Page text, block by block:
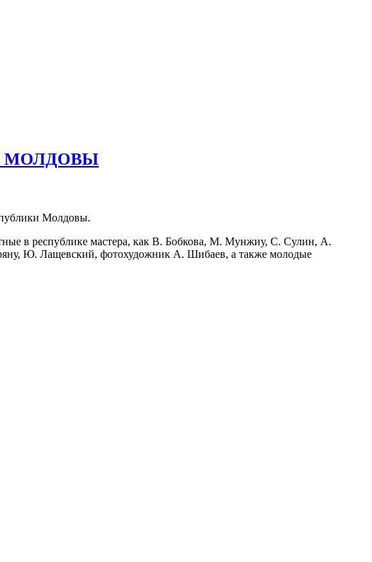
МОЛДОВЫ
Молдовы.
в республике мастера, как В. Бобкова, М. Мунжиу, С. Сулин, А.
Ю. Лащевский, фотохудожник А. Шибаев, а также молодые